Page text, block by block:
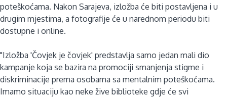
poteškoćama. Nakon Sarajeva, izložba će biti postavljena i u
drugim mjestima, a fotografije će u narednom periodu biti
dostupne i online.
"Izložba 'Čovjek je čovjek' predstavlja samo jedan mali dio
kampanje koja se bazira na promociji smanjenja stigme i
diskriminacije prema osobama sa mentalnim poteškoćama.
Imamo situaciju kao neke žive biblioteke gdje će svi